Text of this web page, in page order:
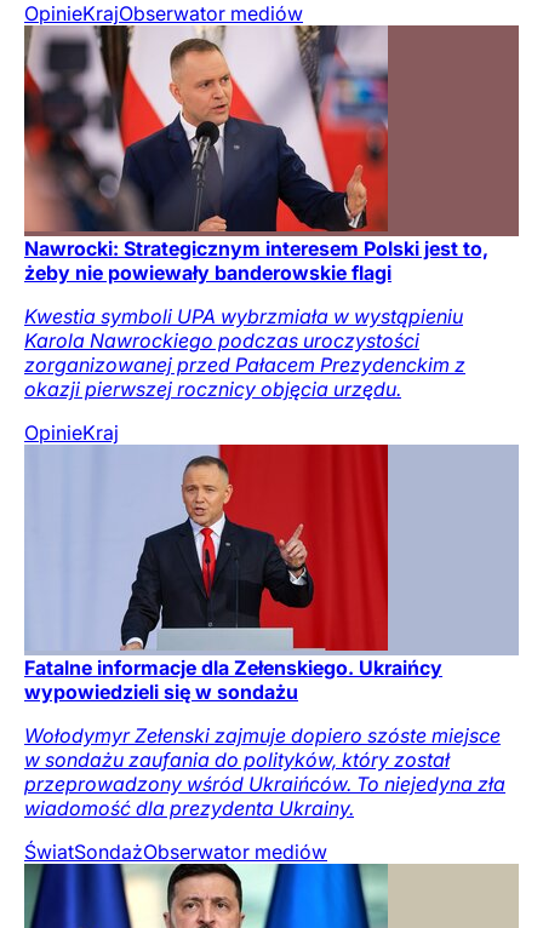
OpinieKrajObserwator mediów
Nawrocki: Strategicznym interesem Polski jest to,
żeby nie powiewały banderowskie flagi
Kwestia symboli UPA wybrzmiała w wystąpieniu
Karola Nawrockiego podczas uroczystości
zorganizowanej przed Pałacem Prezydenckim z
okazji pierwszej rocznicy objęcia urzędu.
OpinieKraj
Fatalne informacje dla Zełenskiego. Ukraińcy
wypowiedzieli się w sondażu
Wołodymyr Zełenski zajmuje dopiero szóste miejsce
w sondażu zaufania do polityków, który został
przeprowadzony wśród Ukraińców. To niejedyna zła
wiadomość dla prezydenta Ukrainy.
ŚwiatSondażObserwator mediów